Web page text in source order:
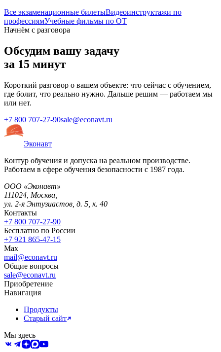
Все экзаменационные билетыВидеоинструктажи по
профессиямУчебные фильмы по ОТ
Начнём с разговора
Обсудим вашу задачу
за 15 минут
Короткий разговор о вашем объекте: что сейчас с обучением,
где болит, что реально нужно. Дальше решим — работаем мы
или нет.
+7 800 707-27-90sale@econavt.ru
Эконавт
Контур обучения и допуска на реальном производстве.
Работаем в сфере обучения безопасности с 1987 года.
ООО «Эконавт»
111024 Москва
ул. 2-я Энтузиастов, д. 5, к. 40
Контакты
+7 800 707-27-90
Бесплатно по России
+7 921 865-47-15
Max
mail@econavt.ru
Общие вопросы
sale@econavt.ru
Приобретение
Навигация
Продукты
Старый сайт
Мы здесь